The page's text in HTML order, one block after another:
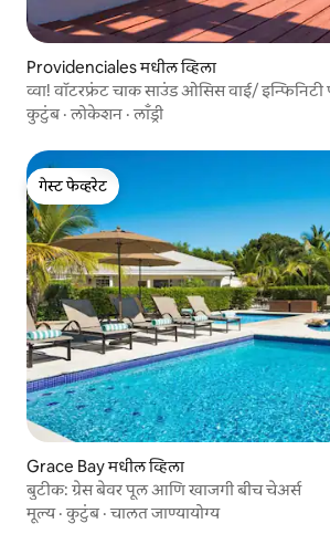
Providenciales मधील व्हिला
व्वा! वॉटरफ्रंट चाक साउंड ओसिस वाई/
कुटुंब·लोकेशन ·लाँड्री
गेस्ट फेव्हरेट
गेस्ट फेव्हरेट
Grace Bay मधील व्हिला
बुटीक: ग्रेस बेवर पूल आणि खाजगी बीच चेअर्स
मूल्य·कुटुंब·चालत जाण्यायोग्य